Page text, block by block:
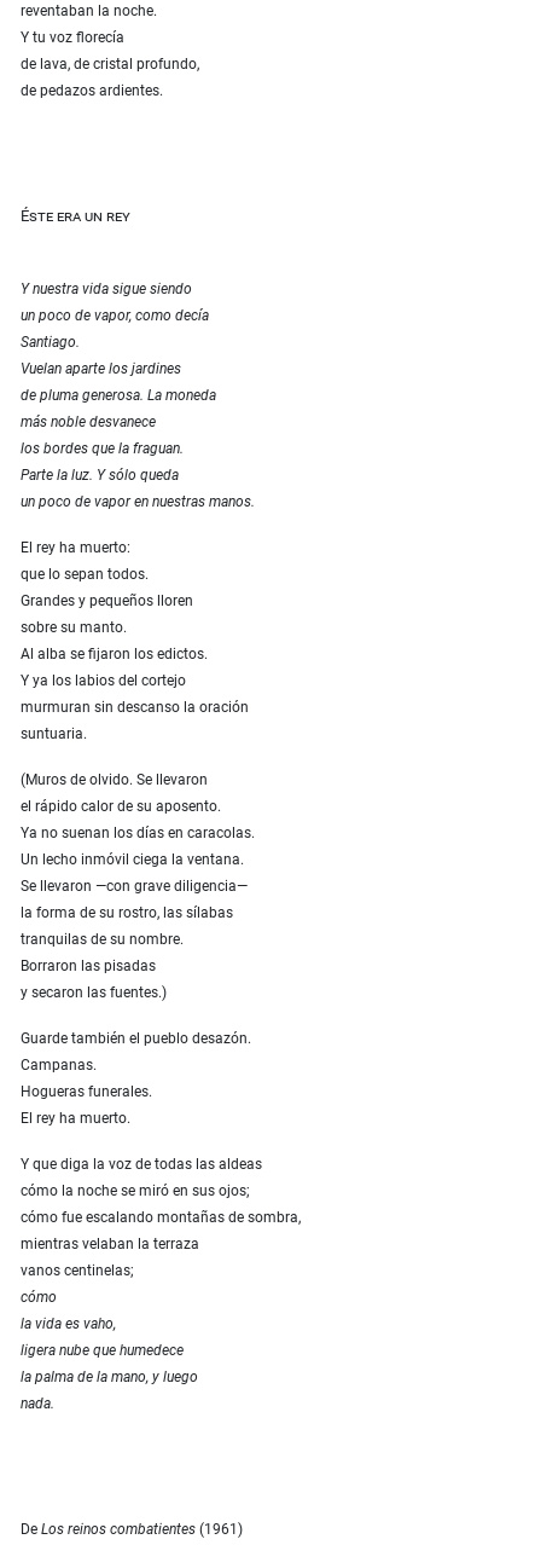
reventaban la noche.
Y tu voz florecía
de lava, de cristal profundo,
de pedazos ardientes.
Éste era un rey
Y nuestra vida sigue siendo
un poco de vapor, como decía
Santiago.
Vuelan aparte los jardines
de pluma generosa. La moneda
más noble desvanece
los bordes que la fraguan.
Parte la luz. Y sólo queda
un poco de vapor en nuestras manos.
El rey ha muerto:
que lo sepan todos.
Grandes y pequeños lloren
sobre su manto.
Al alba se fijaron los edictos.
Y ya los labios del cortejo
murmuran sin descanso la oración
suntuaria.
(Muros de olvido. Se llevaron
el rápido calor de su aposento.
Ya no suenan los días en caracolas.
Un lecho inmóvil ciega la ventana.
Se llevaron —con grave diligencia—
la forma de su rostro, las sílabas
tranquilas de su nombre.
Borraron las pisadas
y secaron las fuentes.)
Guarde también el pueblo desazón.
Campanas.
Hogueras funerales.
El rey ha muerto.
Y que diga la voz de todas las aldeas
cómo la noche se miró en sus ojos;
cómo fue escalando montañas de sombra,
mientras velaban la terraza
vanos centinelas;
cómo
la vida es vaho,
ligera nube que humedece
la palma de la mano, y luego
nada.
De Los reinos combatientes (1961)